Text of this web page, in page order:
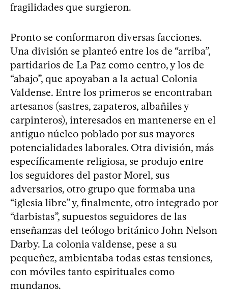
fragilidades que surgieron.
Pronto se conformaron diversas facciones.
Una división se planteó entre los de “arriba”,
partidarios de La Paz como centro, y los de
“abajo”, que apoyaban a la actual Colonia
Valdense. Entre los primeros se encontraban
artesanos (sastres, zapateros, albañiles y
carpinteros), interesados en mantenerse en el
antiguo núcleo poblado por sus mayores
potencialidades laborales. Otra división, más
específicamente religiosa, se produjo entre
los seguidores del pastor Morel, sus
adversarios, otro grupo que formaba una
“iglesia libre” y, finalmente, otro integrado por
“darbistas”, supuestos seguidores de las
enseñanzas del teólogo británico John Nelson
Darby. La colonia valdense, pese a su
pequeñez, ambientaba todas estas tensiones,
con móviles tanto espirituales como
mundanos.